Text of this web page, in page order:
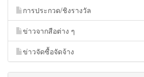
การประกวด/ชิงรางวัล
ข่าวจากสือต่าง ๆ
ข่าวจัดซื้อจัดจ้าง